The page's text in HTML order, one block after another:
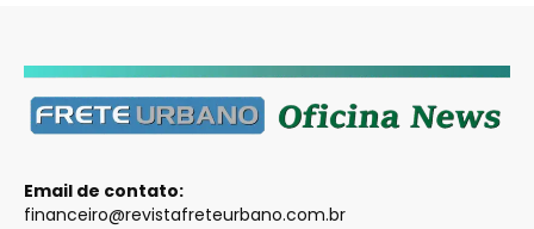
Email de contato:
financeiro@revistafreteurbano.com.br